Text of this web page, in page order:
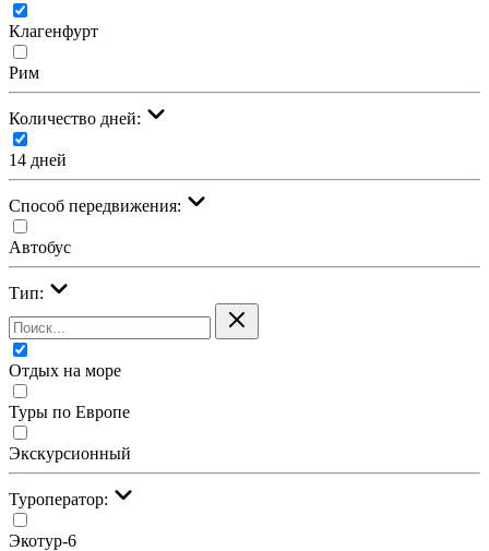
Клагенфурт
Рим
Количество дней:
14 дней
Cпособ передвижения:
Автобус
Тип:
Отдых на море
Туры по Европе
Экскурсионный
Туроператор:
Экотур-6